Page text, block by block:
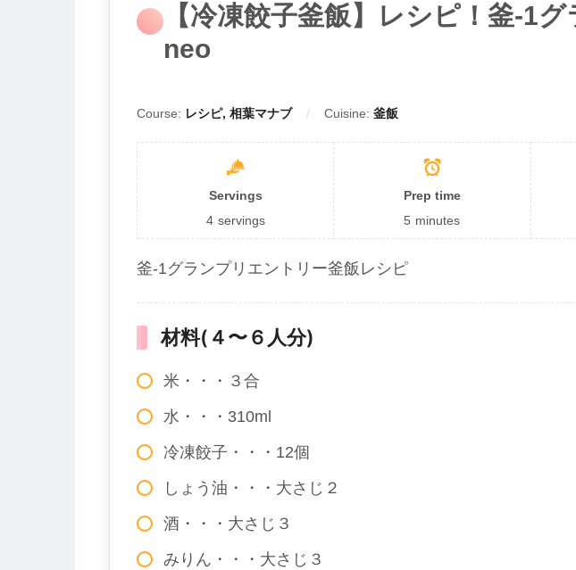
【冷凍餃子釜飯】レシピ！釜-1グ
neo
Course: レシピ, 相葉マナブ Cuisine: 釜飯
Servings
4 servings
Prep time
5 minutes
釜-1グランプリエントリー釜飯レシピ
材料(４〜６人分)
米・・・３合
水・・・310ml
冷凍餃子・・・12個
しょう油・・・大さじ２
酒・・・大さじ３
みりん・・・大さじ３